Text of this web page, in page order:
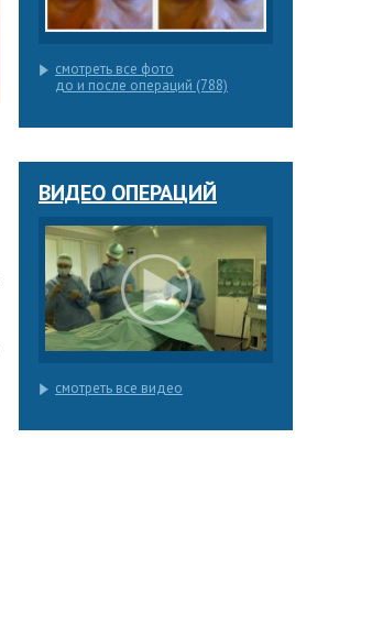
смотреть все фото
до и после операций (788)
ВИДЕО ОПЕРАЦИЙ
смотреть все видео